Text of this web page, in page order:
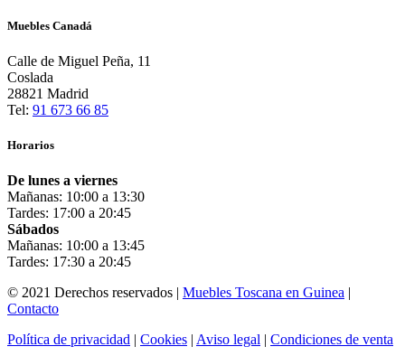
Muebles Canadá
Calle de Miguel Peña, 11
Coslada
28821 Madrid
Tel: 91 673 66 85
Horarios
De lunes a viernes
Mañanas: 10:00 a 13:30
Tardes: 17:00 a 20:45
Sábados
Mañanas: 10:00 a 13:45
Tardes: 17:30 a 20:45
© 2021 Derechos reservados | Muebles Toscana en Guinea |
Contacto
Política de privacidad | Cookies | Aviso legal | Condiciones de venta